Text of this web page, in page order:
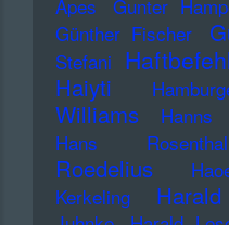
Apes
Gunter
Günther Fischer
Stefani
Haiyti
Williams
Hanns
Hans Rosenthal
Roedelius
Kerkeling